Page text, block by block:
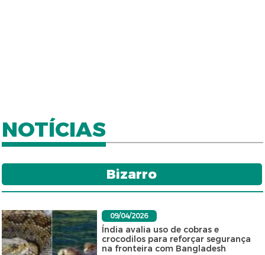
NOTÍCIAS
Bizarro
09/04/2026
Índia avalia uso de cobras e
crocodilos para reforçar segurança
na fronteira com Bangladesh